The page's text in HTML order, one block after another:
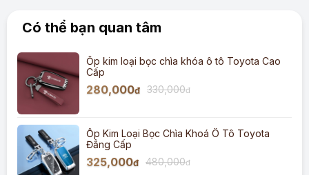
Có thể bạn quan tâm
Ốp kim loại bọc chìa khóa ô tô Toyota Cao
Cấp
280,000đ 330,000đ
Ốp Kim Loại Bọc Chìa Khoá Ô Tô Toyota
Đẳng Cấp
325,000đ 480,000đ